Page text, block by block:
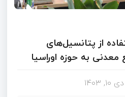
از پتانسیل‌های
به حوزه اوراسیا
دی ۱۰, ۱۴۰۳